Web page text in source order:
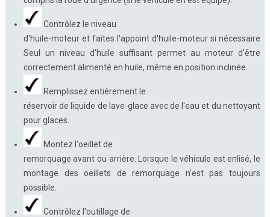
Contrôlez le niveau
d'huile-moteur et faites l'appoint d'huile-moteur si nécessaire
Seul un niveau d'huile suffisant permet au moteur d'être
correctement alimenté en huile, même en position inclinée.
Remplissez entièrement le
réservoir de liquide de lave-glace avec de l'eau et du nettoyant
pour glaces.
Montez l'oeillet de
remorquage avant ou arrière. Lorsque le véhicule est enlisé, le
montage des oeillets de remorquage n'est pas toujours
possible.
Contrôlez l'outillage de